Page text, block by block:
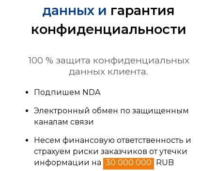
данных и гарантия
конфиденциальности
100 % защита конфиденциальных
данных клиента.
Подпишем NDA
Электронный обмен по защищенным
каналам связи
Несем финансовую ответственность и
страхуем риски заказчиков от утечки
информации на 30 000 000 RUB